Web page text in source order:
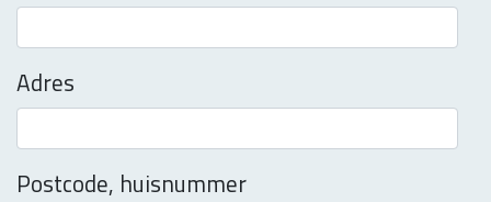
Adres
Postcode, huisnummer